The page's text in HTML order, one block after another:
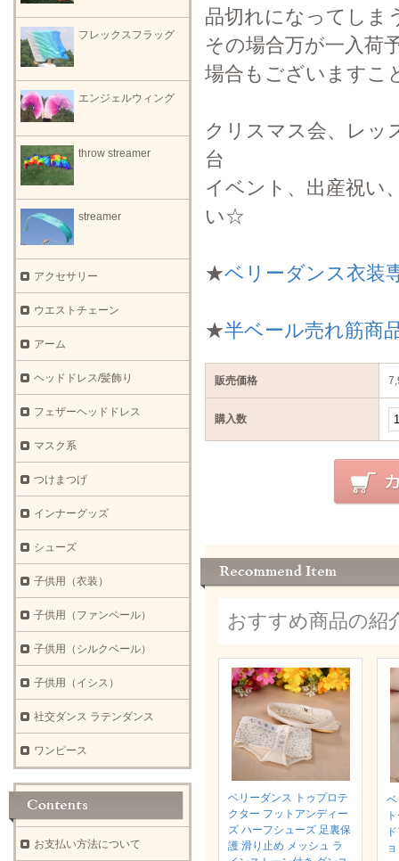
品切れになってしま
その場合万が一入荷
場合もございますこ
クリスマス会、レッ
台
イベント、出産祝い
い☆
★ベリーダンス衣装
★半ベール売れ筋商
販売価格
購入数
おすすめ商品の紹
ベリーダンス トゥプロテ
クター フットアンディー
ズ ハーフシューズ 足裏保
護 滑り止め メッシュ ラ
フレックスフラッグ
エンジェルウィング
throw streamer
streamer
アクセサリー
ウエストチェーン
アーム
ヘッドドレス/髪飾り
フェザーヘッドドレス
マスク系
つけまつげ
インナーグッズ
シューズ
子供用（衣装）
子供用（ファンベール）
子供用（シルクベール）
子供用（イシス）
社交ダンス ラテンダンス
ワンピース
お支払い方法について